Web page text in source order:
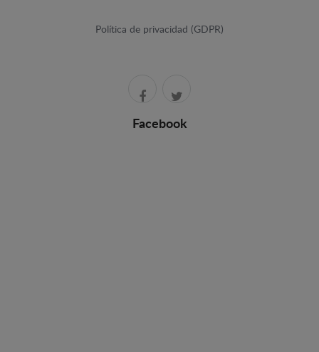
Política de privacidad (GDPR)
Facebook